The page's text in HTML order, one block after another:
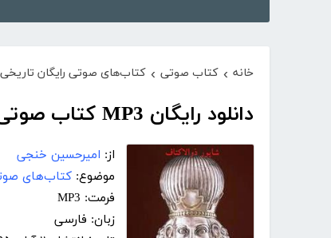
خانه › کتاب صوتی › کتاب‌های صوتی رایگان
دانلود رایگان MP3 کتاب صوتی شاپور ذوالاکتاف
از: امیرحسین خنجی
موضوع: کتاب‌های
فرمت: MP3
زبان: فارسی